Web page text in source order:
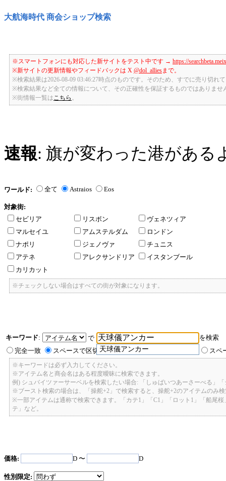
大航海時代 商会ショップ検索
※スマートフォンにも対応した新サイトをテスト中です → https://
※新サイトの更新情報やフィードバックは X @dol_alliesまで。
※検索結果は2026-08-09 03:46:27時点のものです。そのため、すでに売り切れ
※検索結果など全ての情報について、その正確性を保証するものではありませ
※街情報一覧は こちら
速報: 旗が変わった港がある
ワールド: 全て Astraios Eos
対象街:
セビリア
リスボン
ヴェネツィア
マルセイユ
アムステルダム
ロンドン
ナポリ
ジェノヴァ
チュニス
アテネ
アレクサンドリア
イスタンブール
カリカット
※チェックしない場合はすべての街が対象になります。
キーワード:
で
天球儀アンカー
を検索
完全一致
スペースで区切ったキーワードのいずれかを含む スペ
※キーワードは必ず入力してください。
※アイテム名と商会名はある程度曖昧に検索できます。
例) シュバイツァーサーベルを検索したい場合: 「しゅばいつあーさーべる」
※ブースト検索の場合は、「操舵+2」で検索すると、操舵+2のアイテムのみ
※一部アイテムは通称で検索できます。「カテ1」「C1」「ロット1」「船尾
テ」など。
価格: D 〜 D
性別限定: